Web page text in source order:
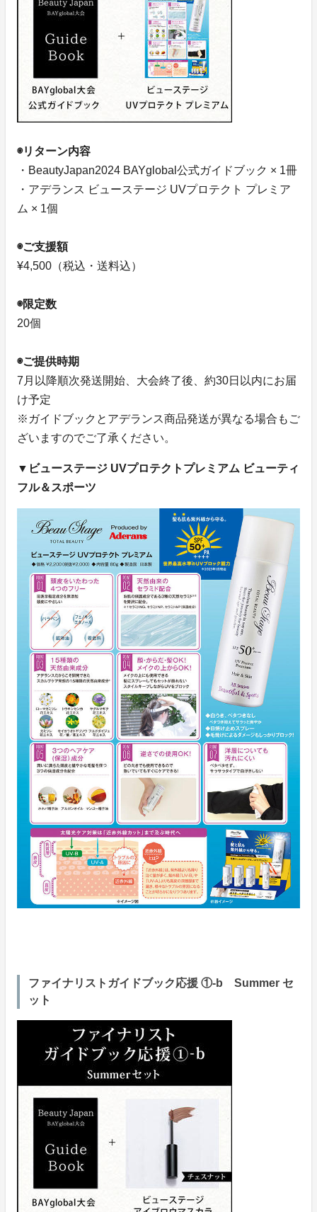
◉リターン内容
・BeautyJapan2024 BAYglobal公式ガイドブック × 1冊
・アデランス ビューステージ UVプロテクト プレミア
ム × 1個
◉ご支援額
¥4,500（税込・送料込）
◉限定数
20個
◉ご提供時期
7月以降順次発送開始、大会終了後、約30日以内にお届
け予定
※ガイドブックとアデランス商品発送が異なる場合もご
ざいますのでご了承ください。
▼ビューステージ UVプロテクトプレミアム ビューティ
フル＆スポーツ
ファイナリストガイドブック応援 ①-b Summer セ
ット